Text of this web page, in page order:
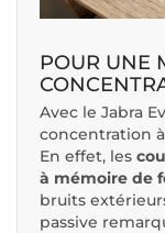
POUR UNE
Avec le Jabra
concentration
En effet, les
à mémoire de
bruits
passive